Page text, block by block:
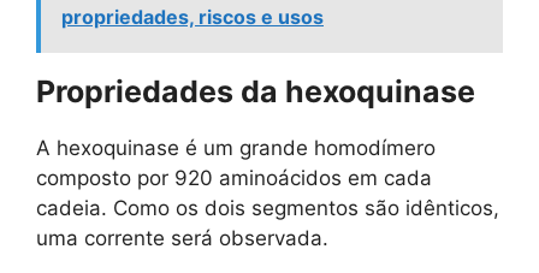
propriedades, riscos e usos
Propriedades da hexoquinase
A hexoquinase é um grande homodímero
composto por 920 aminoácidos em cada
cadeia. Como os dois segmentos são idênticos,
uma corrente será observada.